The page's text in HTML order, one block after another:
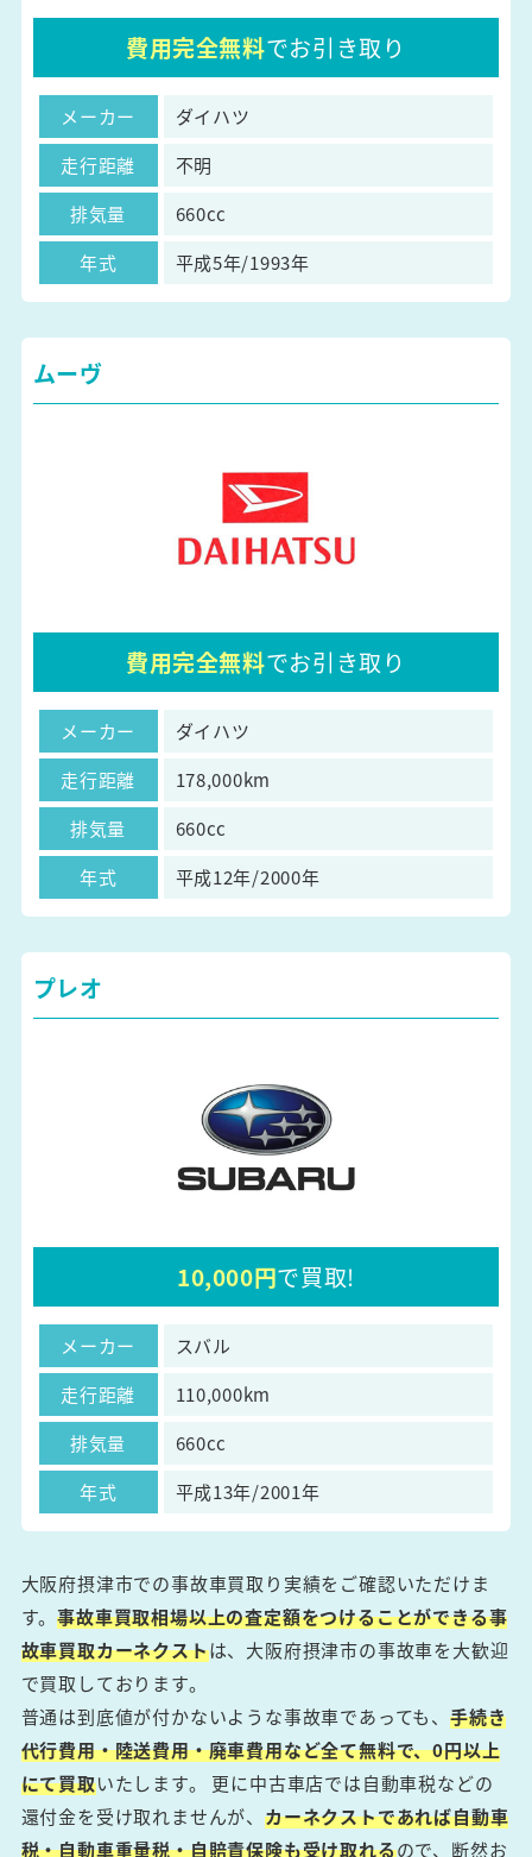
費用完全無料でお引き取り
メーカー
ダイハツ
走行距離
不明
排気量
660cc
年式
平成5年/1993年
ムーヴ
費用完全無料でお引き取り
メーカー
ダイハツ
走行距離
178,000km
排気量
660cc
年式
平成12年/2000年
プレオ
10,000円で買取!
メーカー
スバル
走行距離
110,000km
排気量
660cc
年式
平成13年/2001年
大阪府摂津市での事故車買取り実績をご確認いただけま
す。事故車買取相場以上の査定額をつけることができる事
故車買取カーネクストは、大阪府摂津市の事故車を大歓迎
で買取しております。
普通は到底値が付かないような事故車であっても、手続き
代行費用・陸送費用・廃車費用など全て無料で、0円以上
にて買取いたします。 更に中古車店では自動車税などの
還付金を受け取れませんが、カーネクストであれば自動車
税・自動車重量税・自賠責保険も受け取れるので、断然お